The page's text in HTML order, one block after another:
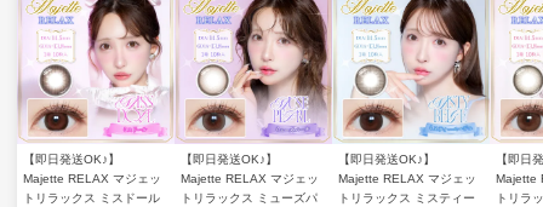
【即日発送OK♪】
Majette RELAX マジェッ
トリラックス ミスドール
【即日発送OK♪】
Majette RELAX マジェッ
トリラックス ミューズパ
【即日発送OK♪】
Majette RELAX マジェッ
トリラックス ミスティー
【即日
Majette
トリラ